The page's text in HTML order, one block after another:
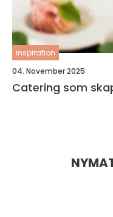
inspiration
04. November 2025
Catering som